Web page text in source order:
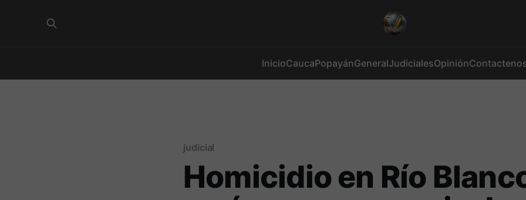
InicioCaucaPopayánGeneralJudicialesOpinión
judicial
Homicidio en Río